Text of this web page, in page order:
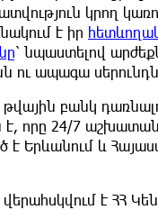
կրող
է իր
՝ նպաստելով
ապագա
բանկ
է, որը 24/7
է Երևանում և
է ՀՀ